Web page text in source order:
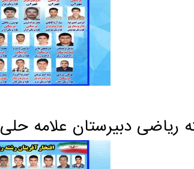
دبیرستان علامه حلی 4 - کنکور سراسری 1399